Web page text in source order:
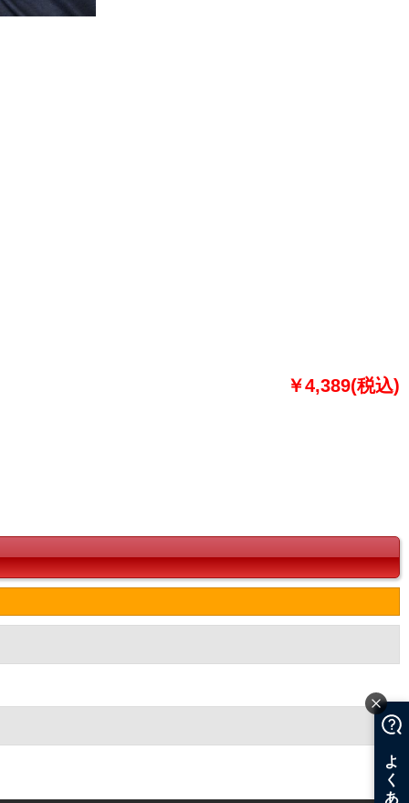
￥4,389(税込)